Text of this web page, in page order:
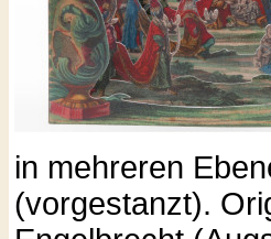
in mehreren
(vorgestanzt).